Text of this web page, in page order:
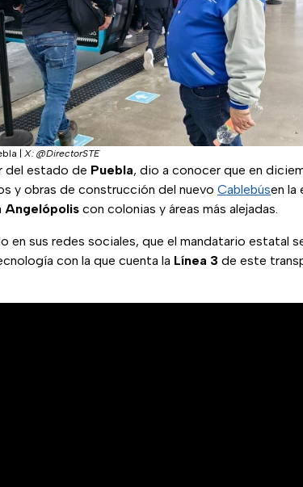
X: @DirectorSTE
del estado de Puebla, dio a conocer que en
y obras de construcción del nuevo Cablebúsen la
Angelópolis con colonias y áreas más alejadas.
en sus redes sociales, que el mandatario estatal
con la que cuenta la Línea 3 de este